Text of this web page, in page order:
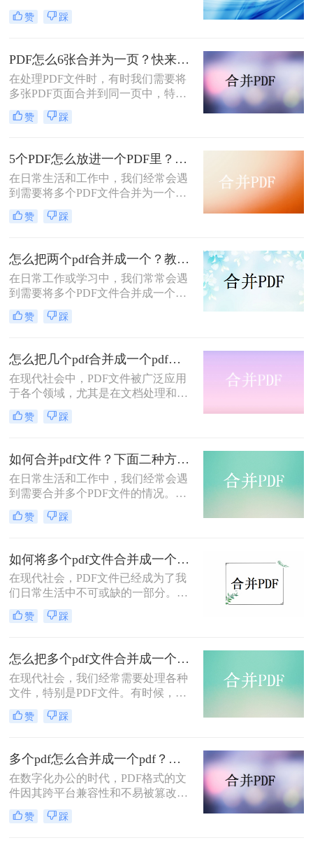
便查阅和传输，我们可能需要将多个
PDF文件合并成一个。本文将介绍如
轻松实现文件合并的需求。
赞 踩
PDF怎么6张合并为一页？快来看看这二种方法！
在处理PDF文件时，有时我们需要将
多张PDF页面合并到同一页中，特别
是在制作手册、小册子或需要将多个
图像合并到单个页面时。那么PDF怎
种将6张PDF页面合并为一页的方法，
帮助读者高效地完成这一任务。
赞 踩
5个PDF怎么放进一个PDF里？教你3种简单的方法！
在日常生活和工作中，我们经常会遇
到需要将多个PDF文件合并为一个的
情况。这样做不仅方便了文件的存储
和传输，也提高了阅读效率。那么5
将介绍三种将5个PDF放进一个PDF里
的方法，帮助读者轻松完成合并任
务。
赞 踩
怎么把两个pdf合并成一个？教你2种简单方法！
在日常工作或学习中，我们常常会遇
到需要将多个PDF文件合并成一个的
情况。无论是为了整理文档、减少文
件数量，还是为了方便传输和分享，
作。那么怎么把两个pdf合并成一个​
呢？本文将为大家介绍几种简单易行
的方法，让您轻松合并PDF文件。
赞 踩
怎么把几个pdf合并成一个pdf文件？教你一招轻松搞定！
在现代社会中，PDF文件被广泛应用
于各个领域，尤其是在文档处理和文
献资料整理方面。有时候，我们需要
将多个PDF文件合并成一个PDF文
那么，怎么把几个pdf合并成一个pdf
文件呢？本文将为你详细解答。
赞 踩
如何合并pdf文件？下面二种方法马上教会你！
在日常生活和工作中，我们经常会遇
到需要合并多个PDF文件的情况。比
如，你可能需要将多个PDF文件合并
成一个文档，以便于归档、分享或打
将介绍两种简单而有效的方法供大家
参考。
赞 踩
如何将多个pdf文件合并成一个？教你三招轻松搞定！
在现代社会，PDF文件已经成为了我
们日常生活中不可或缺的一部分。无
论是办公工作还是个人文档整理，我
们都经常需要处理大量的PDF文件。
呢？本文将详细介绍几种快速、简便
的方法，帮助您合并PDF文件，提高
工作效率。
赞 踩
怎么把多个pdf文件合并成一个？学会这三种方法，再也不用担心文件分散了！
在现代社会，我们经常需要处理各种
文件，特别是PDF文件。有时候，我
们可能需要将多个PDF文件合并成一
个，以方便查阅和管理。那么，怎么
为大家介绍三种方法。
赞 踩
多个pdf怎么合并成一个pdf？这三种方法最好用！
在数字化办公的时代，PDF格式的文
件因其跨平台兼容性和不易被篡改的
特性而广受欢迎。然而，在日常工作
中，我们可能会遇到需要合并多个
赞 踩